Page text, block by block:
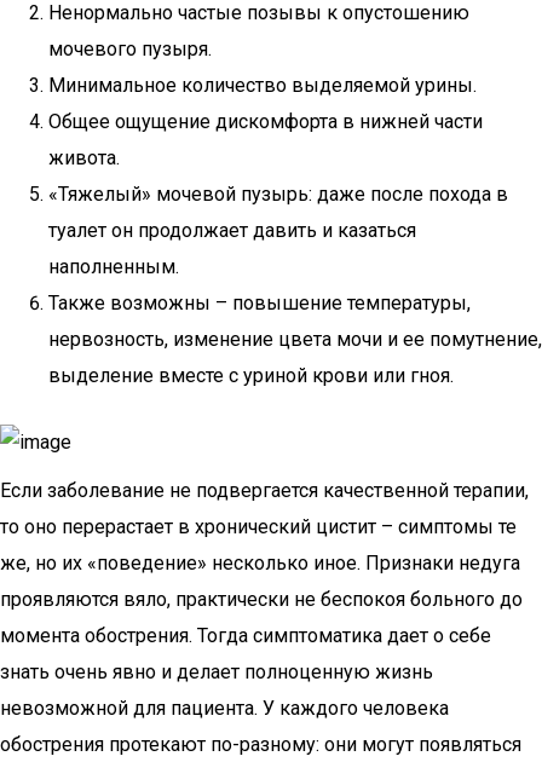
Ненормально частые позывы к опустошению
мочевого пузыря.
Минимальное количество выделяемой урины.
Общее ощущение дискомфорта в нижней части
живота.
«Тяжелый» мочевой пузырь: даже после похода в
туалет он продолжает давить и казаться
наполненным.
Также возможны – повышение температуры,
нервозность, изменение цвета мочи и ее помутнение,
выделение вместе с уриной крови или гноя.
Если заболевание не подвергается качественной терапии,
то оно перерастает в хронический цистит – симптомы те
же, но их «поведение» несколько иное. Признаки недуга
проявляются вяло, практически не беспокоя больного до
момента обострения. Тогда симптоматика дает о себе
знать очень явно и делает полноценную жизнь
невозможной для пациента. У каждого человека
обострения протекают по-разному: они могут появляться